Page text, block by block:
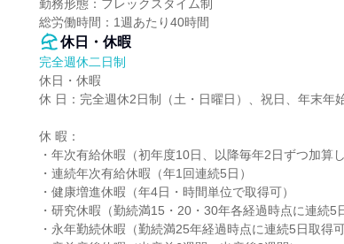
勤務形態：フレックスタイム制
総労働時間：1週あたり40時間
休日・休暇
完全週休二日制
休日・休暇
休 日：完全週休2日制（土・日曜日）、祝日、年末年
休 暇：
・年次有給休暇（初年度10日、以降毎年2日ずつ加算
・連続年次有給休暇（年1回連続5日）
・健康増進休暇（年4日・時間単位で取得可）
・研究休暇（勤続満15・20・30年各経過時点に連続5
・永年勤続休暇（勤続満25年経過時点に連続5日取得可